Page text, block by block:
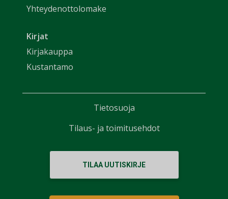
Yhteydenottolomake
Kirjat
Kirjakauppa
Kustantamo
TILAA UUTISKIRJE
Tietosuoja
Tilaus- ja toimitusehdot